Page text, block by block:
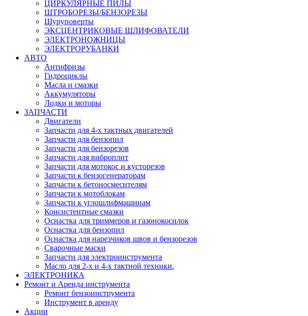
ЦИРКУЛЯРНЫЕ ПИЛЫ
ШТРОБОРЕЗЫ/БЕНЗОРЕЗЫ
Шуруповерты
ЭКСЦЕНТРИКОВЫЕ ШЛИФОВАТЕЛИ
ЭЛЕКТРОНОЖНИЦЫ
ЭЛЕКТРОРУБАНКИ
АВТО
Антифризы
Гидроциклы
Масла и смазки
Аккумуляторы
Лодки и моторы
ЗАПЧАСТИ
Двигатели
Запчасти для 4-х тактных двигателей
Запчасти для бензопил
Запчасти для бензорезов
Запчасти для виброплит
Запчасти для мотокос и кусторезов
Запчасти к бензогенераторам
Запчасти к бетоносмесителям
Запчасти к мотоблокам
Запчасти к углошлифмашинам
Консистентные смазки
Оснастка для триммеров и газонокосилок
Оснастка для бензопил
Оснастка для нарезчиков швов и бензорезов
Сварочные маски
Запчасти для электроинструмента
Масло для 2-х и 4-х тактной техники.
ЭЛЕКТРОНИКА
Ремонт и Аренда инструмента
Ремонт бензоинструмента
Инструмент в аренду
Акции